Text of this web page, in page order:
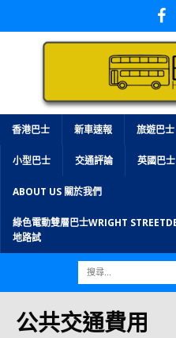
香港巴士 新車速報 旅遊巴
小型巴士 交通評論 英國巴士
ABOUT US 關於我們
綠色電動雙層巴士WRIGHT
地路試
公共交通費用